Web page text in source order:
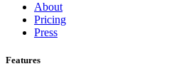
About
Pricing
Press
Features